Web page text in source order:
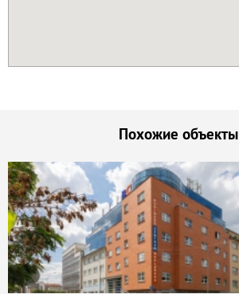
Похожие объекты